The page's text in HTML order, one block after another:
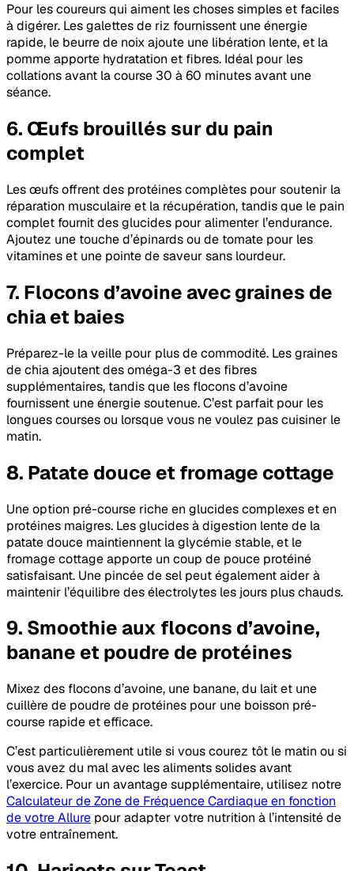
Pour les coureurs qui aiment les choses simples et faciles
à digérer. Les galettes de riz fournissent une énergie
rapide, le beurre de noix ajoute une libération lente, et la
pomme apporte hydratation et fibres. Idéal pour les
collations avant la course 30 à 60 minutes avant une
séance.
6. Œufs brouillés sur du pain
complet
Les œufs offrent des protéines complètes pour soutenir la
réparation musculaire et la récupération, tandis que le pain
complet fournit des glucides pour alimenter l’endurance.
Ajoutez une touche d’épinards ou de tomate pour les
vitamines et une pointe de saveur sans lourdeur.
7. Flocons d’avoine avec graines de
chia et baies
Préparez-le la veille pour plus de commodité. Les graines
de chia ajoutent des oméga-3 et des fibres
supplémentaires, tandis que les flocons d’avoine
fournissent une énergie soutenue. C’est parfait pour les
longues courses ou lorsque vous ne voulez pas cuisiner le
matin.
8. Patate douce et fromage cottage
Une option pré-course riche en glucides complexes et en
protéines maigres. Les glucides à digestion lente de la
patate douce maintiennent la glycémie stable, et le
fromage cottage apporte un coup de pouce protéiné
satisfaisant. Une pincée de sel peut également aider à
maintenir l’équilibre des électrolytes les jours plus chauds.
9. Smoothie aux flocons d’avoine,
banane et poudre de protéines
Mixez des flocons d’avoine, une banane, du lait et une
cuillère de poudre de protéines pour une boisson pré-
course rapide et efficace.
C’est particulièrement utile si vous courez tôt le matin ou si
vous avez du mal avec les aliments solides avant
l’exercice. Pour un avantage supplémentaire, utilisez notre
Calculateur de Zone de Fréquence Cardiaque en fonction
de votre Allure pour adapter votre nutrition à l’intensité de
votre entraînement.